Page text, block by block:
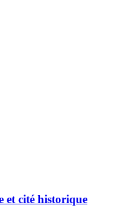
et cité historique